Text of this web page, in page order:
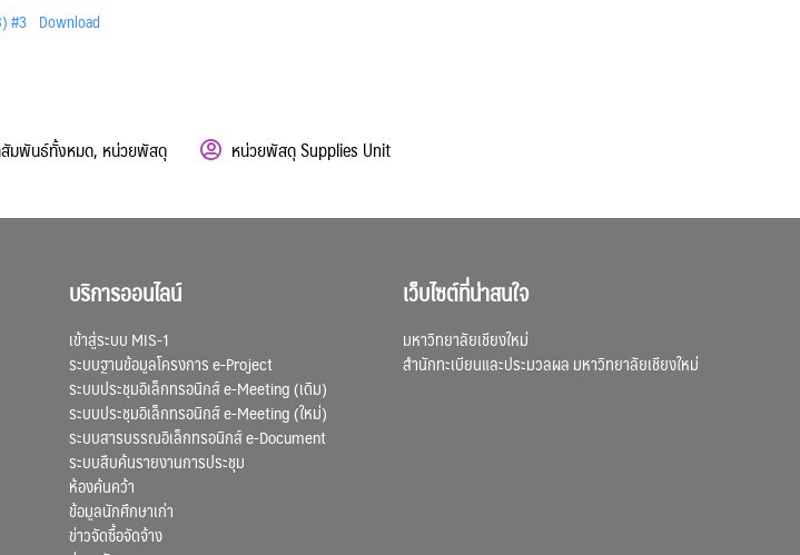
#3 Download
สัมพันธ์ทั้งหมด, หน่วยพัสดุ หน่วยพัสดุ Supplies Unit
บริการออนไลน์
เข้าสู่ระบบ MIS-1
ระบบฐานข้อมูลโครงการ e-Project
ระบบประชุมอิเล็กทรอนิกส์ e-Meeting (เดิม)
ระบบประชุมอิเล็กทรอนิกส์ e-Meeting (ใหม่)
ระบบสารบรรณอิเล็กทรอนิกส์ e-Document
ระบบสืบค้นรายงานการประชุม
ห้องค้นคว้า
ข้อมูลนักศึกษาเก่า
ข่าวจัดซื้อจัดจ้าง
เว็บไซต์ที่น่าสนใจ
มหาวิทยาลัยเชียงใหม่
สำนักทะเบียนและประมวลผล มหาวิทยาลัยเชียงใหม่